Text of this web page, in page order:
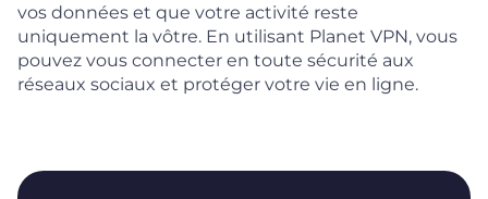
vos données et que votre activité reste
uniquement la vôtre. En utilisant Planet VPN, vous
pouvez vous connecter en toute sécurité aux
réseaux sociaux et protéger votre vie en ligne.